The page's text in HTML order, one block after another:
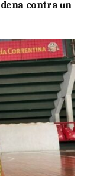
contra un